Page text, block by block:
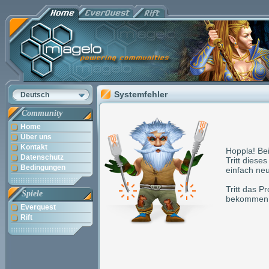
Deutsch
Community
Home
Über uns
Kontakt
Datenschutz
Bedingungen
Spiele
Everquest
Rift
Systemfehler
Hoppla!
Tritt
einfach
Tritt das